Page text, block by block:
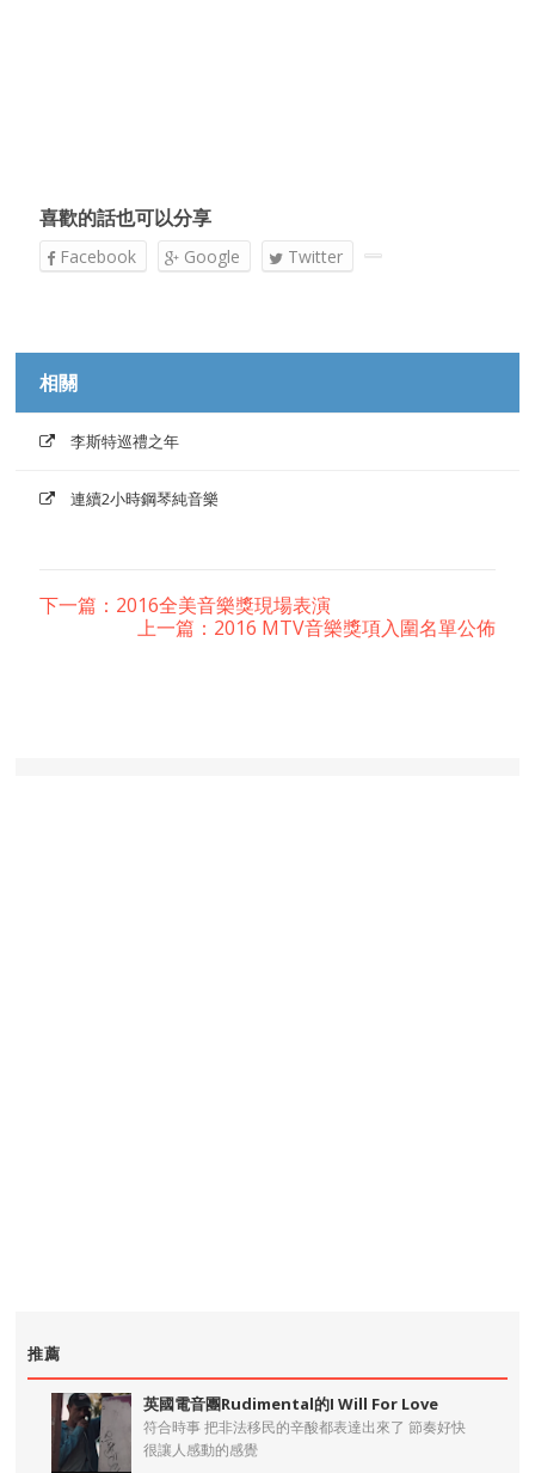
喜歡的話也可以分享
Facebook Google Twitter
相關
李斯特巡禮之年
連續2小時鋼琴純音樂
下一篇：2016全美音樂獎現場表演
上一篇：2016 MTV音樂獎項入圍名單公佈
推薦
英國電音團Rudimental的I Will For Love
符合時事 把非法移民的辛酸都表達出來了 節奏好快
很讓人感動的感覺